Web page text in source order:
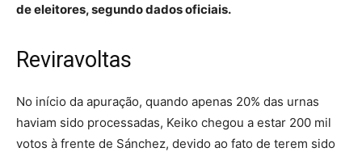
de eleitores, segundo dados oficiais.
Reviravoltas
No início da apuração, quando apenas 20% das urnas
haviam sido processadas, Keiko chegou a estar 200 mil
votos à frente de Sánchez, devido ao fato de terem sido